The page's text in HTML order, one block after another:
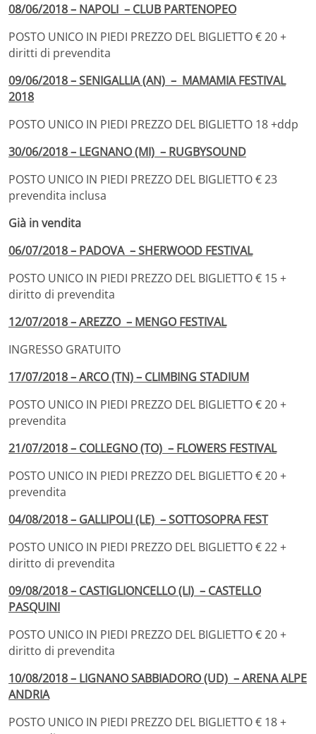
08/06/2018 – NAPOLI – CLUB PARTENOPEO
POSTO UNICO IN PIEDI PREZZO DEL BIGLIETTO € 20 +
diritti di prevendita
09/06/2018 – SENIGALLIA (AN) – MAMAMIA FESTIVAL
2018
POSTO UNICO IN PIEDI PREZZO DEL BIGLIETTO 18 +ddp
30/06/2018 – LEGNANO (MI) – RUGBYSOUND
POSTO UNICO IN PIEDI PREZZO DEL BIGLIETTO € 23
prevendita inclusa
Già in vendita
06/07/2018 – PADOVA – SHERWOOD FESTIVAL
POSTO UNICO IN PIEDI PREZZO DEL BIGLIETTO € 15 +
diritto di prevendita
12/07/2018 – AREZZO – MENGO FESTIVAL
INGRESSO GRATUITO
17/07/2018 – ARCO (TN) – CLIMBING STADIUM
POSTO UNICO IN PIEDI PREZZO DEL BIGLIETTO € 20 +
prevendita
21/07/2018 – COLLEGNO (TO) – FLOWERS FESTIVAL
POSTO UNICO IN PIEDI PREZZO DEL BIGLIETTO € 20 +
prevendita
04/08/2018 – GALLIPOLI (LE) – SOTTOSOPRA FEST
POSTO UNICO IN PIEDI PREZZO DEL BIGLIETTO € 22 +
diritto di prevendita
09/08/2018 – CASTIGLIONCELLO (LI) – CASTELLO
PASQUINI
POSTO UNICO IN PIEDI PREZZO DEL BIGLIETTO € 20 +
diritto di prevendita
10/08/2018 – LIGNANO SABBIADORO (UD) – ARENA ALPE
ANDRIA
POSTO UNICO IN PIEDI PREZZO DEL BIGLIETTO € 18 +